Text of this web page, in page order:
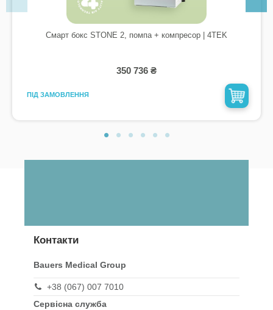
Смарт бокс STONE 2, помпа + компресор | 4TEK
350 736 ₴
ПІД ЗАМОВЛЕННЯ
Контакти
Bauers Medical Group
+38 (067) 007 7010
Сервісна служба